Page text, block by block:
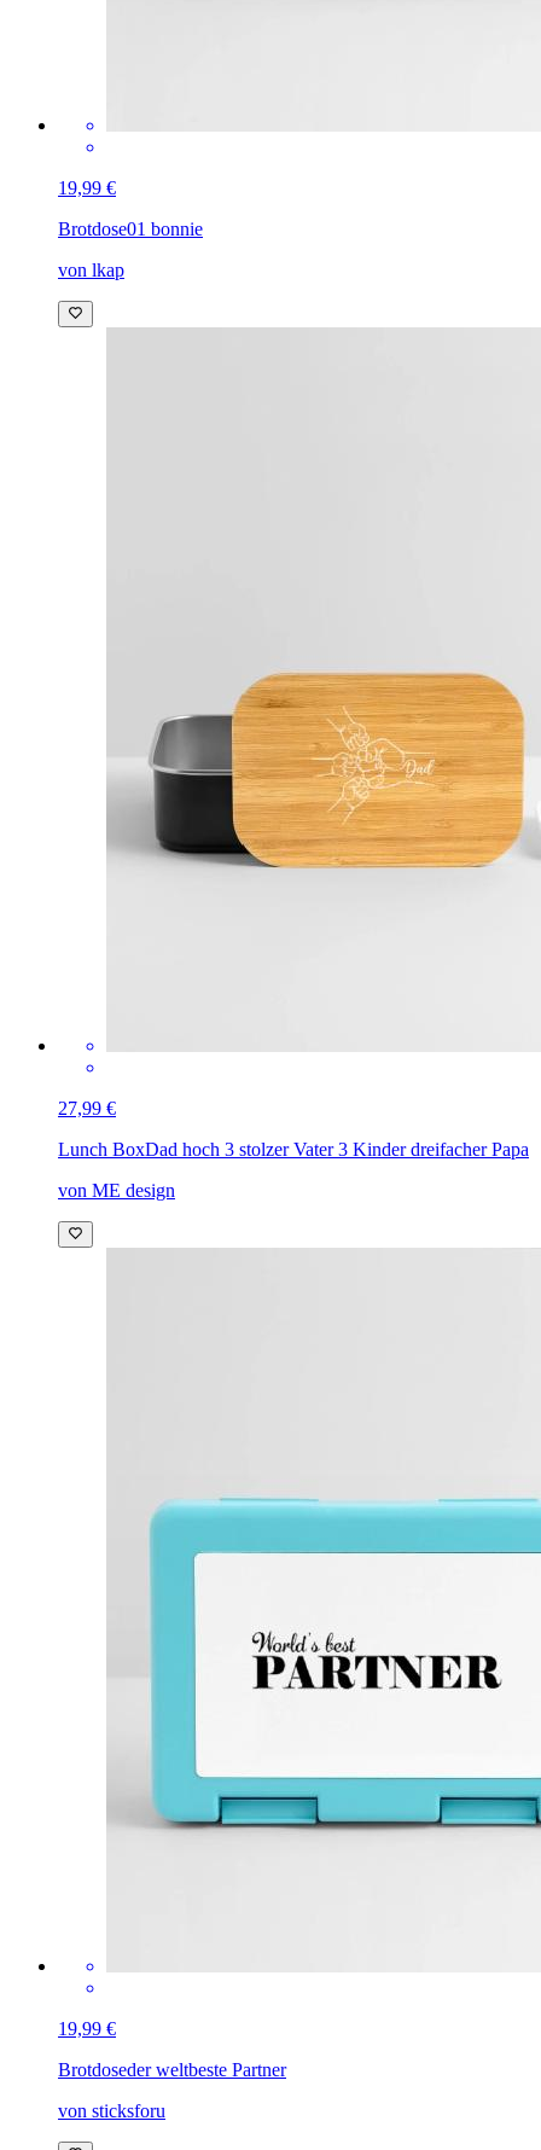
19,99 €
Brotdose01 bonnie
von lkap
27,99 €
Lunch BoxDad hoch 3 stolzer Vater 3 Kinder dreifacher Papa
von ME design
19,99 €
Brotdoseder weltbeste Partner
von sticksforu